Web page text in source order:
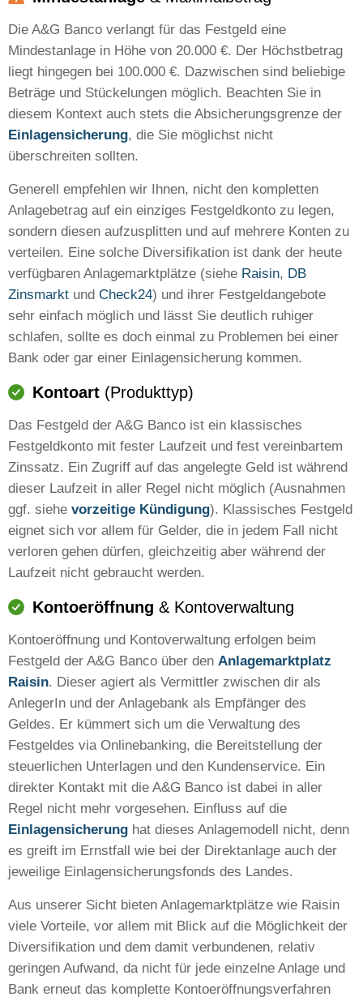
Die A&G Banco verlangt für das Festgeld eine
Mindestanlage in Höhe von 20.000 €. Der Höchstbetrag
liegt hingegen bei 100.000 €. Dazwischen sind beliebige
Beträge und Stückelungen möglich. Beachten Sie in
diesem Kontext auch stets die Absicherungsgrenze der
Einlagensicherung, die Sie möglichst nicht
überschreiten sollten.
Generell empfehlen wir Ihnen, nicht den kompletten
Anlagebetrag auf ein einziges Festgeldkonto zu legen,
sondern diesen aufzusplitten und auf mehrere Konten zu
verteilen. Eine solche Diversifikation ist dank der heute
verfügbaren Anlagemarktplätze (siehe Raisin, DB
Zinsmarkt und Check24) und ihrer Festgeldangebote
sehr einfach möglich und lässt Sie deutlich ruhiger
schlafen, sollte es doch einmal zu Problemen bei einer
Bank oder gar einer Einlagensicherung kommen.
Kontoart (Produkttyp)
Das Festgeld der A&G Banco ist ein klassisches
Festgeldkonto mit fester Laufzeit und fest vereinbartem
Zinssatz. Ein Zugriff auf das angelegte Geld ist während
dieser Laufzeit in aller Regel nicht möglich (Ausnahmen
ggf. siehe vorzeitige Kündigung). Klassisches Festgeld
eignet sich vor allem für Gelder, die in jedem Fall nicht
verloren gehen dürfen, gleichzeitig aber während der
Laufzeit nicht gebraucht werden.
Kontoeröffnung & Kontoverwaltung
Kontoeröffnung und Kontoverwaltung erfolgen beim
Festgeld der A&G Banco über den Anlagemarktplatz
Raisin. Dieser agiert als Vermittler zwischen dir als
AnlegerIn und der Anlagebank als Empfänger des
Geldes. Er kümmert sich um die Verwaltung des
Festgeldes via Onlinebanking, die Bereitstellung der
steuerlichen Unterlagen und den Kundenservice. Ein
direkter Kontakt mit die A&G Banco ist dabei in aller
Regel nicht mehr vorgesehen. Einfluss auf die
Einlagensicherung hat dieses Anlagemodell nicht, denn
es greift im Ernstfall wie bei der Direktanlage auch der
jeweilige Einlagensicherungsfonds des Landes.
Aus unserer Sicht bieten Anlagemarktplätze wie Raisin
viele Vorteile, vor allem mit Blick auf die Möglichkeit der
Diversifikation und dem damit verbundenen, relativ
geringen Aufwand, da nicht für jede einzelne Anlage und
Bank erneut das komplette Kontoeröffnungsverfahren